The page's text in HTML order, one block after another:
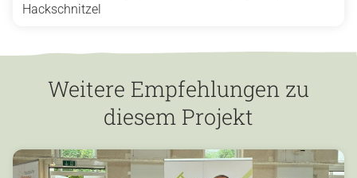
Hackschnitzel
Weitere Empfehlungen zu
diesem Projekt